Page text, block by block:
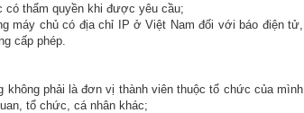
có thẩm quyền khi được yêu cầu;
máy chủ có địa chỉ IP ở Việt Nam đối với báo điện tử,
cấp phép.
không phải là đơn vị thành viên thuộc tổ chức của mình
tổ chức, cá nhân khác;